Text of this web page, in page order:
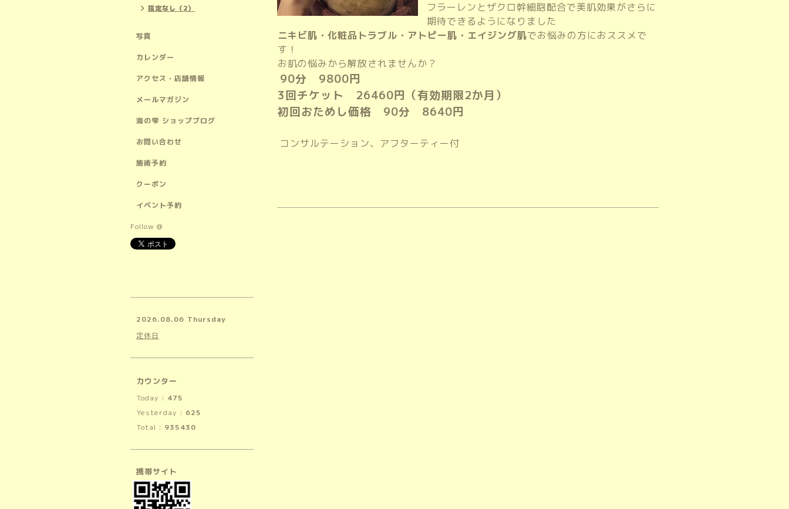
フラーレンとザクロ幹細胞配合で美肌効果がさらに
期待できるようになりました
ニキビ肌・化粧品トラブル・アトピー肌・エイジング肌でお悩みの方におススメで
す！
お肌の悩みから解放されませんか？
90分 9800円
3回チケット 26460円（有効期限2か月）
初回おためし価格 90分 8640円
コンサルテーション、アフターティー付
指定なし（2）
写真
カレンダー
アクセス・店舗情報
メールマガジン
海の雫 ショップブログ
お問い合わせ
施術予約
クーポン
イベント予約
Follow @
2026.08.06 Thursday
定休日
カウンター
Today : 475
Yesterday : 625
Total : 935430
携帯サイト